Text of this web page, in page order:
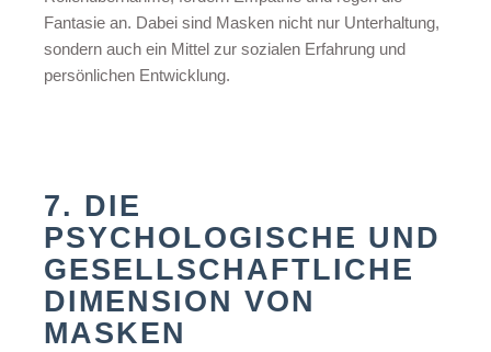
Fantasie an. Dabei sind Masken nicht nur Unterhaltung,
sondern auch ein Mittel zur sozialen Erfahrung und
persönlichen Entwicklung.
7. DIE
PSYCHOLOGISCHE UND
GESELLSCHAFTLICHE
DIMENSION VON
MASKEN